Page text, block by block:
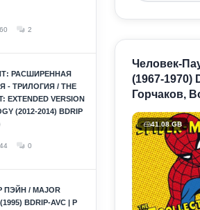
2
РАСШИРЕННАЯ
- ТРИЛОГИЯ / THE
EXTENDED VERSION
(2012-2014) BDRIP
0
/ MAJOR
BDRIP-AVC | P
Человек-
(1967-1970)
Горчаков,
41.08 GB